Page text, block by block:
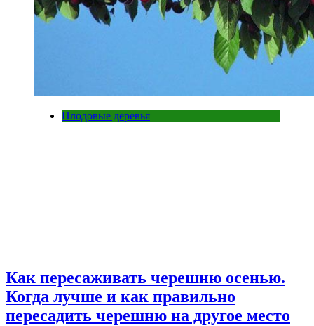
Плодовые деревья
Как пересаживать черешню осенью.
Когда лучше и как правильно
пересадить черешню на другое место